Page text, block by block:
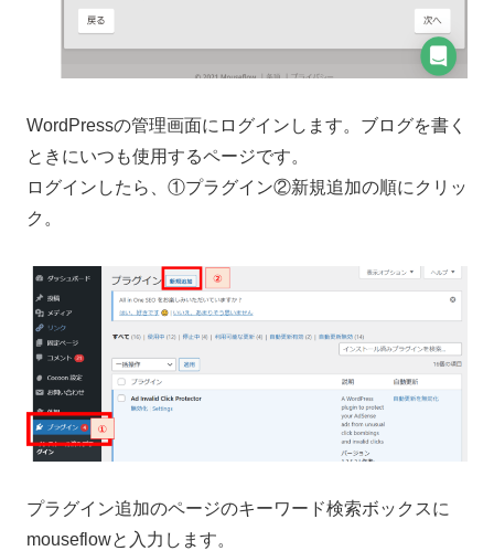
WordPressの管理画面にログインします。ブログを書く
ときにいつも使用するページです。
ログインしたら、①プラグイン②新規追加の順にクリッ
ク。
プラグイン追加のページのキーワード検索ボックスに
mouseflowと入力します。